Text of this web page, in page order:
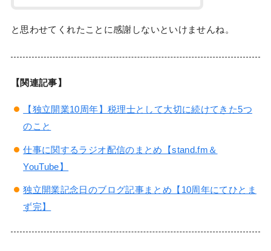
と思わせてくれたことに感謝しないといけませんね。
【関連記事】
【独立開業10周年】税理士として大切に続けてきた5つ
のこと
仕事に関するラジオ配信のまとめ【stand.fm＆
YouTube】
独立開業記念日のブログ記事まとめ【10周年にてひとま
ず完】